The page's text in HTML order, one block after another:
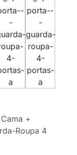
+
Roupa 4